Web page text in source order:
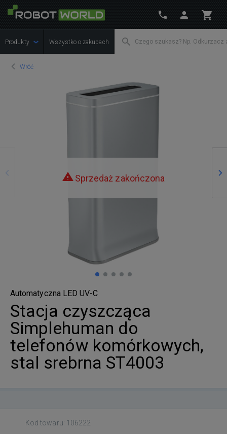
Produkty Wszystko o zakupach
Wróć
Sprzedaż zakończona
Automatyczna LED UV-C
Stacja czyszcząca
Simplehuman do
telefonów komórkowych,
stal srebrna ST4003
Kod towaru: 106222